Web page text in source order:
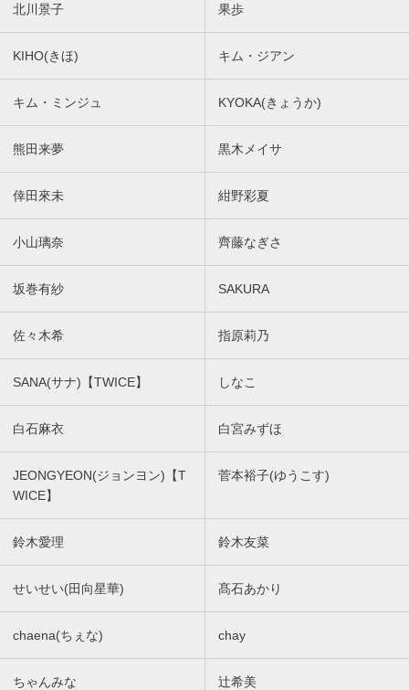
北川景子 果歩
KIHO(きほ) キム・ジアン
キム・ミンジュ KYOKA(きょうか)
熊田来夢 黒木メイサ
倖田來未 紺野彩夏
小山璃奈 齊藤なぎさ
坂巻有紗 SAKURA
佐々木希 指原莉乃
SANA(サナ)【TWICE】 しなこ
白石麻衣 白宮みずほ
JEONGYEON(ジョンヨン)【T
WICE】
菅本裕子(ゆうこす)
鈴木愛理 鈴木友菜
せいせい(田向星華) 髙石あかり
chaena(ちぇな) chay
ちゃんみな 辻希美